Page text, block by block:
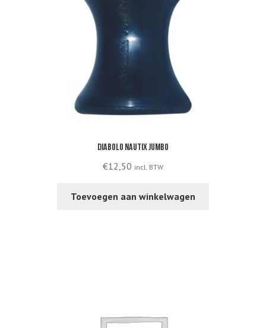
Diabolo Nautix Jumbo
€12,50 incl. BTW
Toevoegen aan winkelwagen